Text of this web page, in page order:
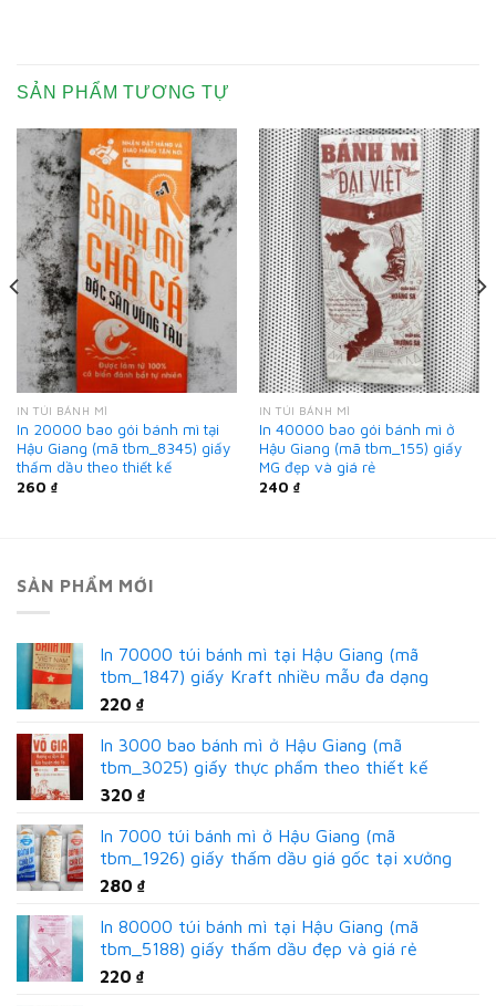
SẢN PHẨM TƯƠNG TỰ
IN TÚI BÁNH MÌ
In 20000 bao gói bánh mì tại
Hậu Giang (mã tbm_8345) giấy
thấm dầu theo thiết kế
260 ₫
IN TÚI BÁNH MÌ
In 40000 bao gói bánh mì ở
Hậu Giang (mã tbm_155) giấy
MG đẹp và giá rẻ
240 ₫
SẢN PHẨM MỚI
In 70000 túi bánh mì tại Hậu Giang (mã
tbm_1847) giấy Kraft nhiều mẫu đa dạng
220 ₫
In 3000 bao bánh mì ở Hậu Giang (mã
tbm_3025) giấy thực phẩm theo thiết kế
320 ₫
In 7000 túi bánh mì ở Hậu Giang (mã
tbm_1926) giấy thấm dầu giá gốc tại xưởng
280 ₫
In 80000 túi bánh mì tại Hậu Giang (mã
tbm_5188) giấy thấm dầu đẹp và giá rẻ
220 ₫